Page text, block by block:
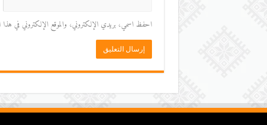
احفظ اسمي، بريدي الإلكتروني، والموقع الإلكتروني في هذا